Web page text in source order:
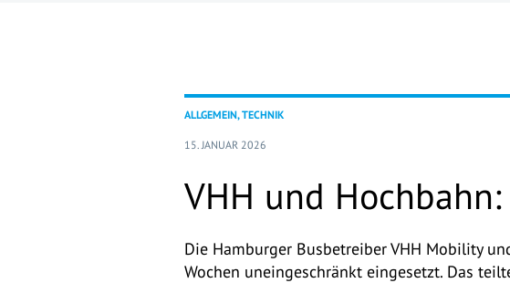
ALLGEMEIN, TECHNIK
15. JANUAR 2026
VHH und
Die Hamburger Busbetreiber VHH Mobility
Wochen uneingeschränkt eingesetzt. Das